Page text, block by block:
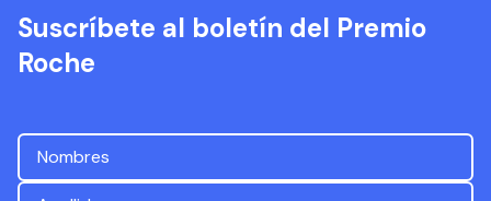
Suscríbete al boletín del Premio
Roche